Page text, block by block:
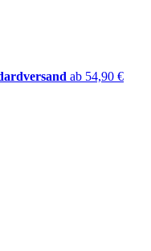
ab 54,90 €